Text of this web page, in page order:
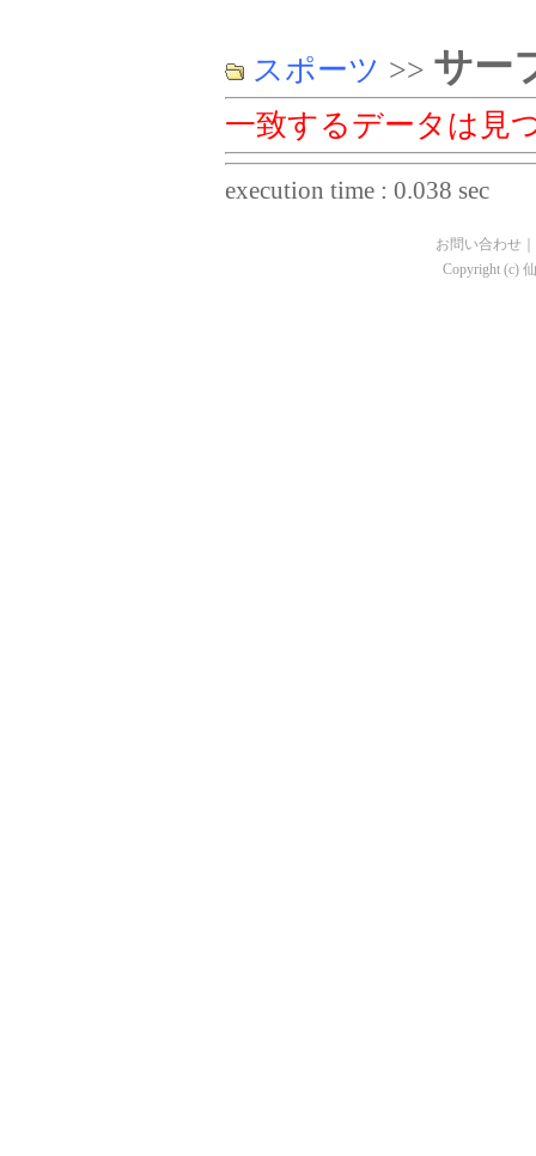
スポーツ >> サー
一致するデータは見
execution time : 0.038 sec
お問い合わせ
Copyright (c)